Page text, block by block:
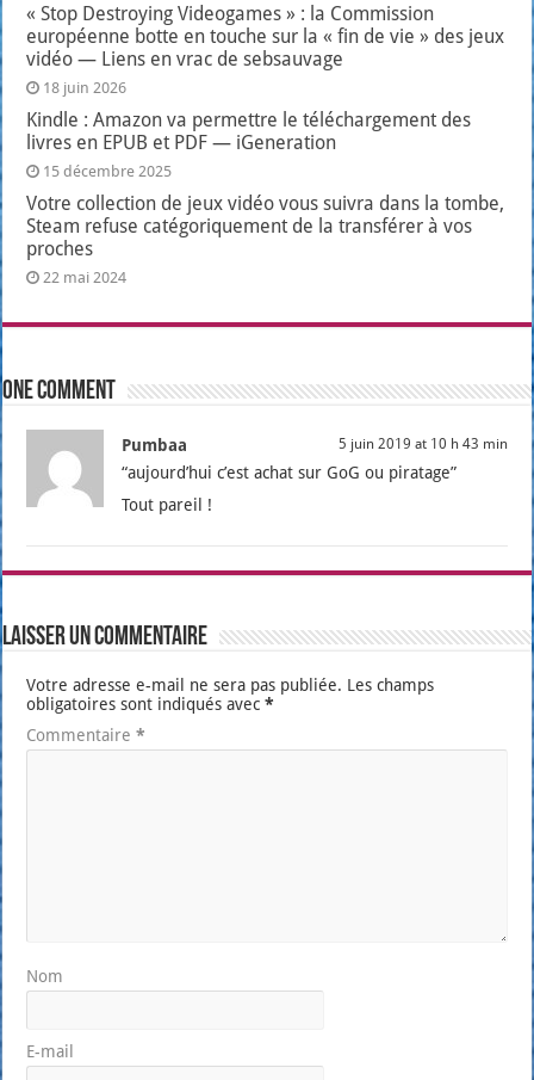
« Stop Destroying Videogames » : la Commission
européenne botte en touche sur la « fin de vie » des jeux
vidéo — Liens en vrac de sebsauvage
18 juin 2026
Kindle : Amazon va permettre le téléchargement des
livres en EPUB et PDF — iGeneration
15 décembre 2025
Votre collection de jeux vidéo vous suivra dans la tombe,
Steam refuse catégoriquement de la transférer à vos
proches
22 mai 2024
One comment
Pumbaa 5 juin 2019 at 10 h 43 min
“aujourd’hui c’est achat sur GoG ou pira­tage”
Tout pareil !
Laisser un commentaire
Votre adresse e-mail ne sera pas publiée. Les champs
obligatoires sont indiqués avec*
Commentaire*
Nom
E-mail